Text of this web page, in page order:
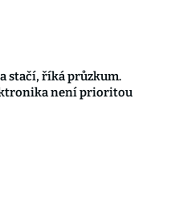
stačí, říká průzkum.
není prioritou